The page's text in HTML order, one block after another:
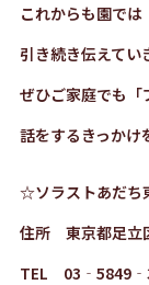
これからも園で
引き続き伝えてい
ぜひご家庭でも「
話をするきっかけ
☆ソラストあだち
住所 東京都足
TEL